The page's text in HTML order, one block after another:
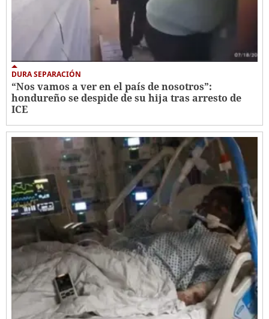
DURA SEPARACIÓN
“Nos vamos a ver en el país de nosotros”:
hondureño se despide de su hija tras arresto de
ICE